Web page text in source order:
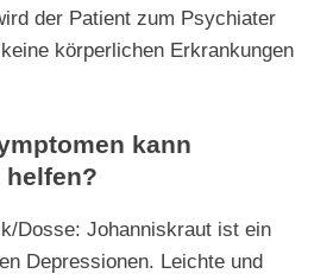
der Patient zum Psychiater
körperlichen Erkrankungen
kann
Dosse: Johanniskraut ist ein
Depressionen. Leichte und